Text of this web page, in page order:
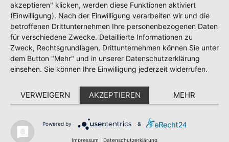
akzeptieren" klicken, werden diese Funktionen aktiviert
(Einwilligung). Nach der Einwilligung verarbeiten wir und die
betroffenen Drittunternehmen Ihre personenbezogenen Daten
für verschiedene Zwecke. Detaillierte Informationen zu
Zweck, Rechtsgrundlagen, Drittunternehmen können Sie unter
dem Button "Mehr" und in unserer Datenschutzerklärung
einsehen. Sie können Ihre Einwilligung jederzeit widerrufen.
VERWEIGERN AKZEPTIEREN MEHR
Powered by &
Impressum Datenschutzerklärung